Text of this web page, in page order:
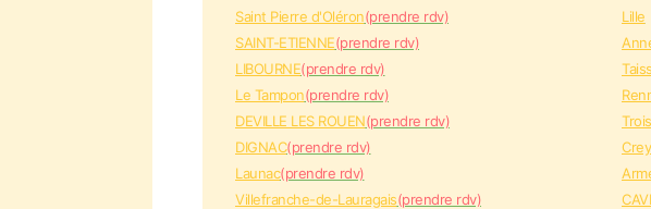
Saint Pierre d'Oléron(prendre rdv)
Lille
SAINT-ETIENNE(prendre rdv)
LIBOURNE(prendre rdv)
Le Tampon(prendre rdv)
DEVILLE LES ROUEN(prendre rdv)
DIGNAC(prendre rdv)
Launac(prendre rdv)
Villefranche-de-Lauragais(prendre rdv)